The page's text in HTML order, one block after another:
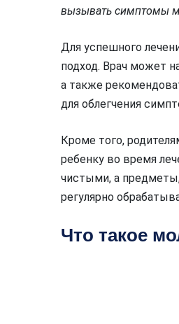
вызывать симптомы
Для успешного
подход. Врач может
а также
для облегчения
Кроме того,
ребенку во время
чистыми, а
регулярно
Что такое